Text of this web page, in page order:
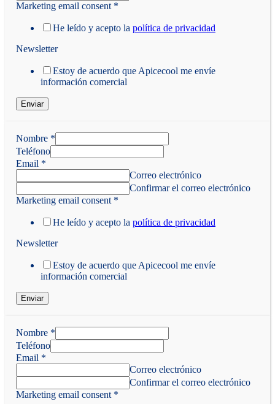
Marketing email consent *
He leído y acepto la política de privacidad
Newsletter
Estoy de acuerdo que Apicecool me envíe
información comercial
Enviar
Nombre *
Teléfono
Email *
Correo electrónico
Confirmar el correo electrónico
Marketing email consent *
He leído y acepto la política de privacidad
Newsletter
Estoy de acuerdo que Apicecool me envíe
información comercial
Enviar
Nombre *
Teléfono
Email *
Correo electrónico
Confirmar el correo electrónico
Marketing email consent *